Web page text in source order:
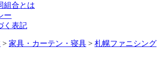
組合とは
ー
く表記
> 家具・カーテン・寝具 > 札幌ファニシング